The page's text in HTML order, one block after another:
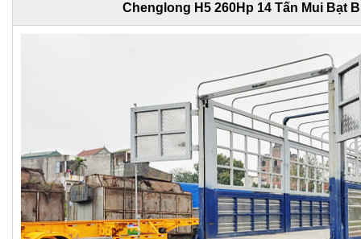
Chenglong H5 260Hp 14 Tấn Mui Bạt